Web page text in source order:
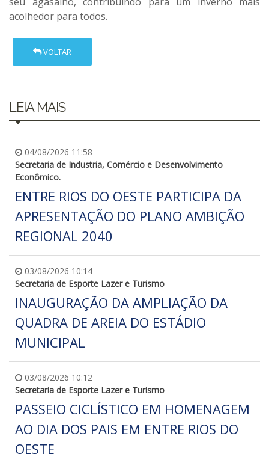
acolhedor para todos.
VOLTAR
LEIA MAIS
04/08/2026 11:58
Secretaria de Industria, Comércio e Desenvolvimento
Econômico.
ENTRE RIOS DO OESTE PARTICIPA DA
APRESENTAÇÃO DO PLANO AMBIÇÃO
REGIONAL 2040
03/08/2026 10:14
Secretaria de Esporte Lazer e Turismo
INAUGURAÇÃO DA AMPLIAÇÃO DA
QUADRA DE AREIA DO ESTÁDIO
MUNICIPAL
03/08/2026 10:12
Secretaria de Esporte Lazer e Turismo
PASSEIO CICLÍSTICO EM HOMENAGEM
AO DIA DOS PAIS EM ENTRE RIOS DO
OESTE